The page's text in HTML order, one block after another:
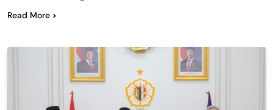
Read More